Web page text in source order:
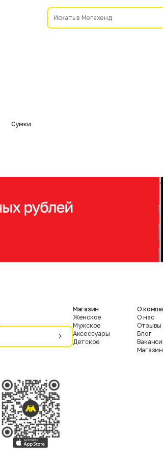
Сумки
Магазин
Женское
Мужское
Аксессуары
Детское
О
О нас
Отзывы
Блог